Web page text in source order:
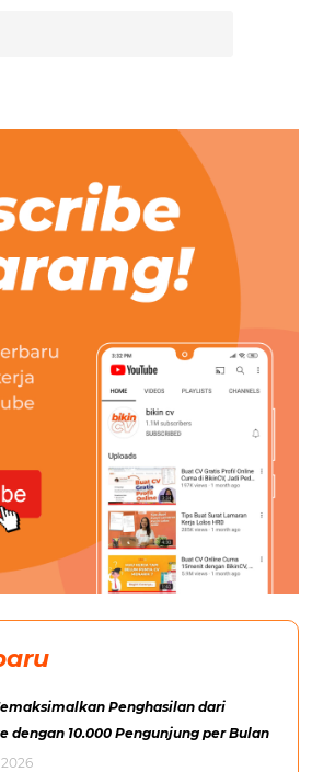
Penghasilan dari
dengan 10.000 Pengunjung per Bulan